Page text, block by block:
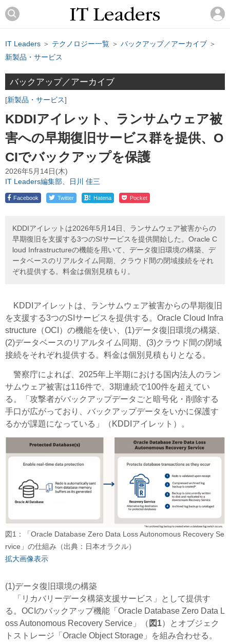
IT Leaders ＞ テクノロジー一覧 ＞ バックアップ／アーカイブ ＞
新製品・サービス
バックアップ／アーカイブ
新製品・サービス
KDDIアイレット、ランサムウェア被
害への早期復旧サービス群を提供、O
CIでバックアップを保護
2026年5月14日(木)
IT Leaders編集部、日川 佳三
Facebook Twitter ! Hatena Pocket
KDDIアイレットは2026年5月14日、ランサムウェア被害からの
早期復旧を支援する3つのSIサービスを提供開始した。Oracle C
loud Infrastructureの機能を用いて、データ復旧環境の構築、デ
ータベースのリアルタイム同期、クラウド間の閉域接続をそれ
ぞれ提供する。料金は個別見積もり。
KDDIアイレットは、ランサムウェア被害からの早期復旧
を支援する3つのSIサービスを提供する。Oracle Cloud Infra
structure（OCI）の機能を使い、(1)データ復旧環境の構築、
(2)データベースのリアルタイム同期、(3)クラウド間の閉域
接続をそれぞれ提供する。料金は個別見積もりとなる。
警察庁によれば、2025年上半期における国内法人のラン
サムウェア被害は116件で、3期連続で100件を超えてい
る。「攻撃者がバックアップデータごと暗号化・削除する
手口が広がっており、バックアップデータをいかに保護す
るかが課題になっている」（KDDIアイレット）。
図1：「Oracle Database Zero Data Loss Autonomous Recovery Se
rvice」の仕組み（出典：日本オラクル）
拡大画像表示
(1)データ復旧環境の構築
「リカバリーデータ構築支援サービス」として提供す
る。OCIのバックアップ機能「Oracle Database Zero Data L
oss Autonomous Recovery Service」（ 図1）とオブジェク
トストレージ「Oracle Object Storage」を組み合わせる。